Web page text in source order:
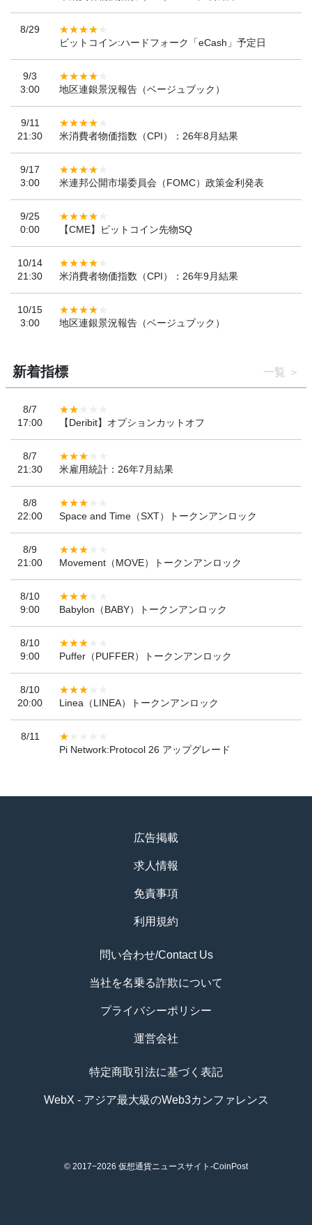
8/29
ビットコイン:ハードフォーク「eCash」予定日
9/3
3:00
地区連銀景況報告（ベージュブック）
9/11
21:30
米消費者物価指数（CPI）：26年8月結果
9/17
3:00
米連邦公開市場委員会（FOMC）政策金利発表
9/25
0:00
【CME】ビットコイン先物SQ
10/14
21:30
米消費者物価指数（CPI）：26年9月結果
10/15
3:00
地区連銀景況報告（ベージュブック）
新着指標 一覧
8/7
17:00
【Deribit】オプションカットオフ
8/7
21:30
米雇用統計：26年7月結果
8/8
22:00
Space and Time（SXT）トークンアンロック
8/9
21:00
Movement（MOVE）トークンアンロック
8/10
9:00
Babylon（BABY）トークンアンロック
8/10
9:00
Puffer（PUFFER）トークンアンロック
8/10
20:00
Linea（LINEA）トークンアンロック
8/11
Pi Network:Protocol 26 アップグレード
広告掲載
求人情報
免責事項
利用規約
問い合わせ/Contact Us
当社を名乗る詐欺について
プライバシーポリシー
運営会社
特定商取引法に基づく表記
WebX - アジア最大級のWeb3カンファレンス
© 2017−2026 仮想通貨ニュースサイト-CoinPost